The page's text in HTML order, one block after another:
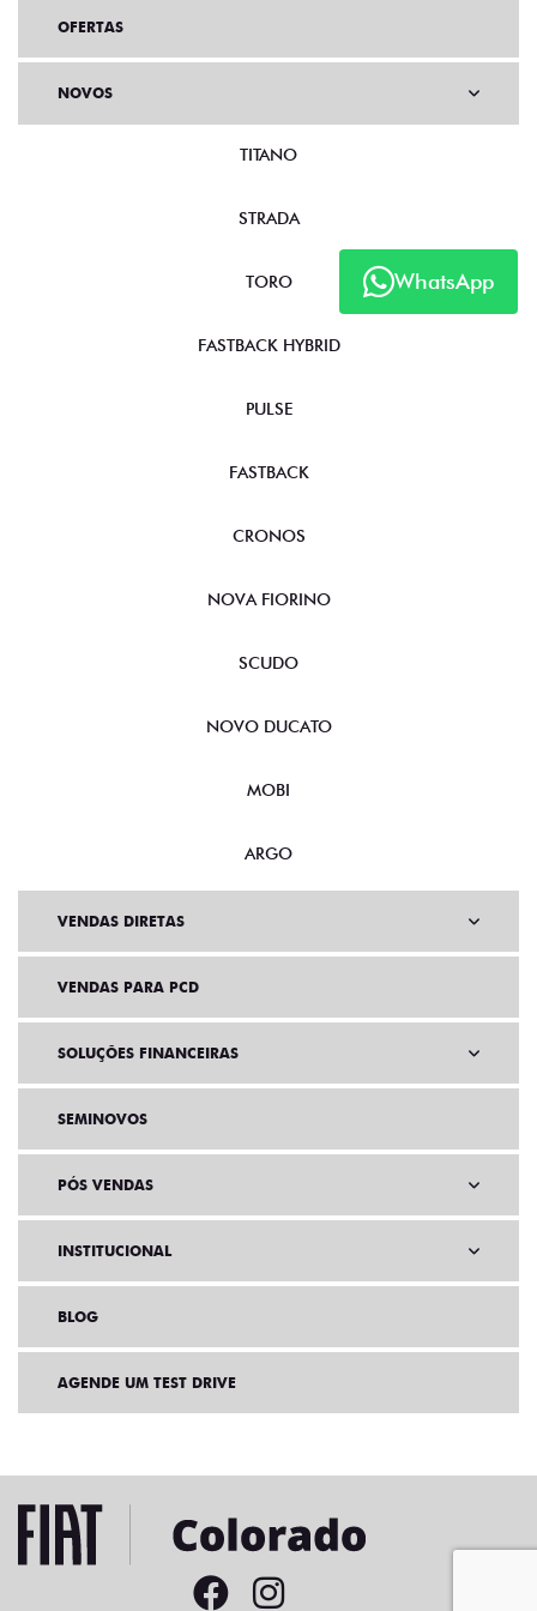
WhatsApp
OFERTAS
NOVOS
TITANO
STRADA
TORO
FASTBACK HYBRID
PULSE
FASTBACK
CRONOS
NOVA FIORINO
SCUDO
NOVO DUCATO
MOBI
ARGO
VENDAS DIRETAS
VENDAS PARA PCD
SOLUÇÕES FINANCEIRAS
SEMINOVOS
PÓS VENDAS
INSTITUCIONAL
BLOG
AGENDE UM TEST DRIVE